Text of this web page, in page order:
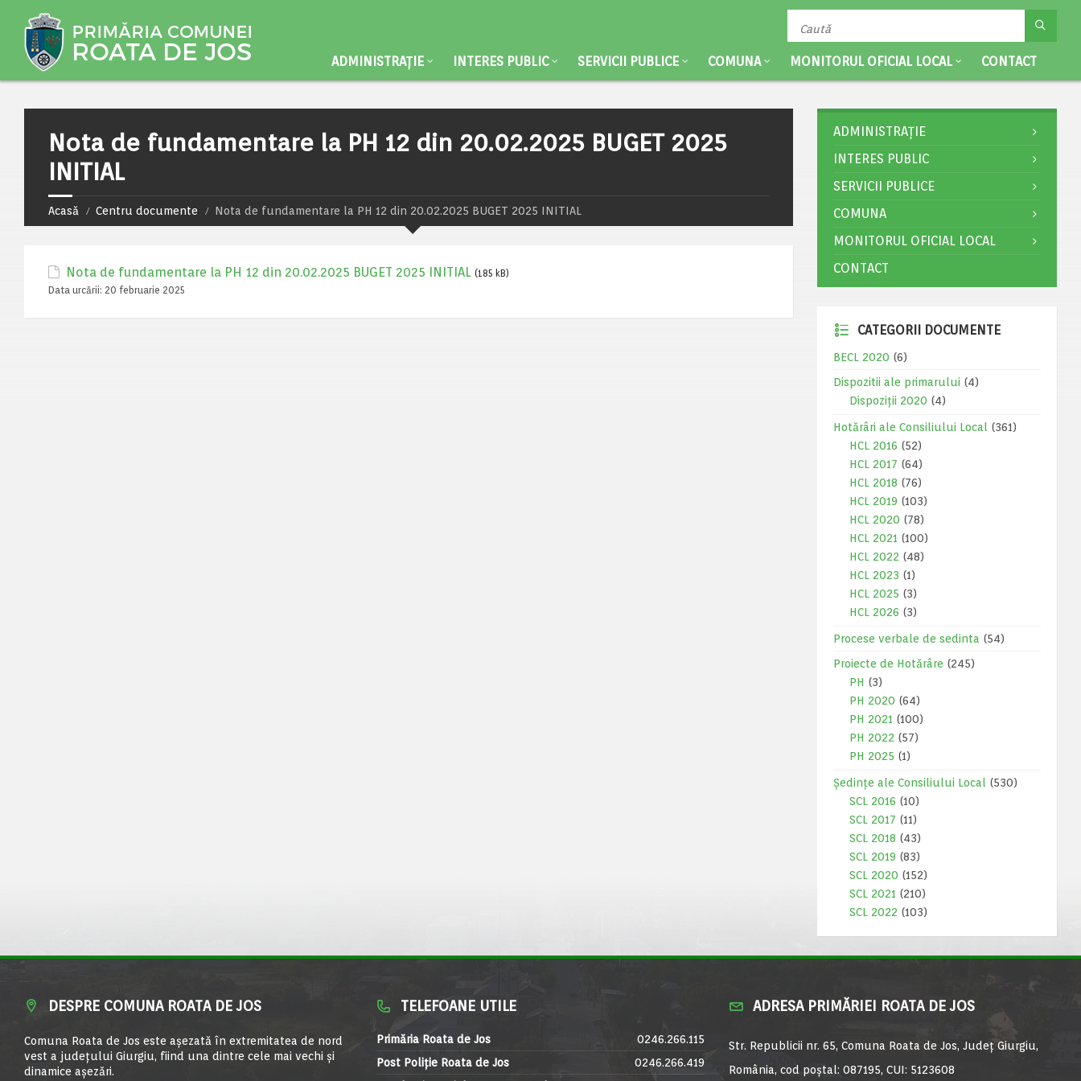
ADMINISTRAȚIE INTERES PUBLIC SERVICII PUBLICE COMUNA MONITORUL OFICIAL LOCAL CONTACT
Nota de fundamentare la PH 12 din 20.02.2025 BUGET 2025
INITIAL
Acasă Centru documente Nota de fundamentare la PH 12 din 20.02.2025 BUGET 2025 INITIAL
Nota de fundamentare la PH 12 din 20.02.2025 BUGET 2025 INITIAL (185 kB)
Data urcării: 20 februarie 2025
ADMINISTRAȚIE
INTERES PUBLIC
SERVICII PUBLICE
COMUNA
MONITORUL OFICIAL LOCAL
CONTACT
CATEGORII DOCUMENTE
BECL 2020 (6)
Dispozitii ale primarului (4)
Dispoziții 2020 (4)
Hotărâri ale Consiliului Local
(361)
HCL 2016 (52)
HCL 2017 (64)
HCL 2018 (76)
HCL 2019 (103)
HCL 2020 (78)
HCL 2021 (100)
HCL 2022 (48)
HCL 2023 (1)
HCL 2025 (3)
HCL 2026 (3)
Procese verbale de sedinta (54)
Proiecte de Hotărâre (245)
PH (3)
PH 2020 (64)
PH 2021 (100)
PH 2022 (57)
PH 2025 (1)
Ședințe ale Consiliului Local
(530)
SCL 2016 (10)
SCL 2017 (11)
SCL 2018 (43)
SCL 2019 (83)
SCL 2020 (152)
SCL 2021 (210)
SCL 2022 (103)
DESPRE COMUNA ROATA DE JOS
Comuna Roata de Jos este aşezată în extremitatea de nord
vest a judeţului Giurgiu, fiind una dintre cele mai vechi şi
dinamice aşezări.
TELEFOANE UTILE
Primăria Roata de Jos
0246.266.115
Post Poliție Roata de Jos
0246.266.419
ADRESA PRIMĂRIEI ROATA DE JOS
Str. Republicii nr. 65, Comuna Roata de Jos, Județ Giurgiu,
România, cod poștal: 087195, CUI: 5123608